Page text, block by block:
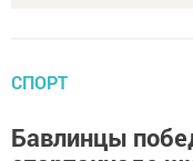
СПОРТ
Бавлинцы